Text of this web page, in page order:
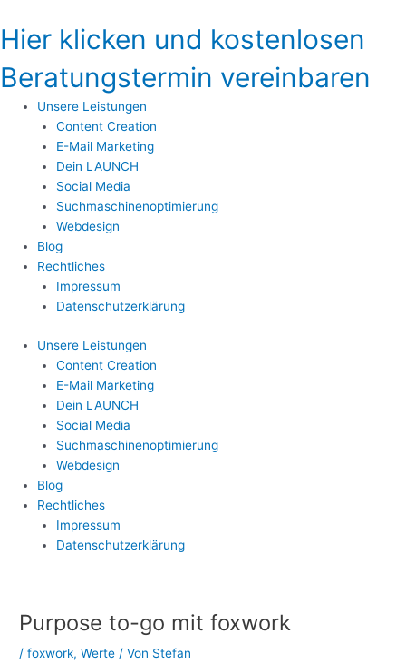
Inhalt
springen
Hier klicken und kostenlosen
Beratungstermin vereinbaren
Unsere Leistungen
Content Creation
E-Mail Marketing
Dein LAUNCH
Social Media
Suchmaschinenoptimierung
Webdesign
Blog
Rechtliches
Impressum
Datenschutzerklärung
Unsere Leistungen
Content Creation
E-Mail Marketing
Dein LAUNCH
Social Media
Suchmaschinenoptimierung
Webdesign
Blog
Rechtliches
Impressum
Datenschutzerklärung
Purpose to-go mit foxwork
/foxwork,Werte / Von Stefan